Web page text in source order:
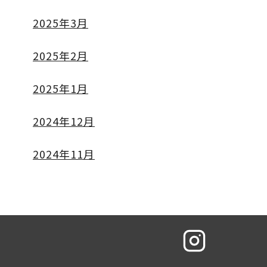
2025年3月
2025年2月
2025年1月
2024年12月
2024年11月